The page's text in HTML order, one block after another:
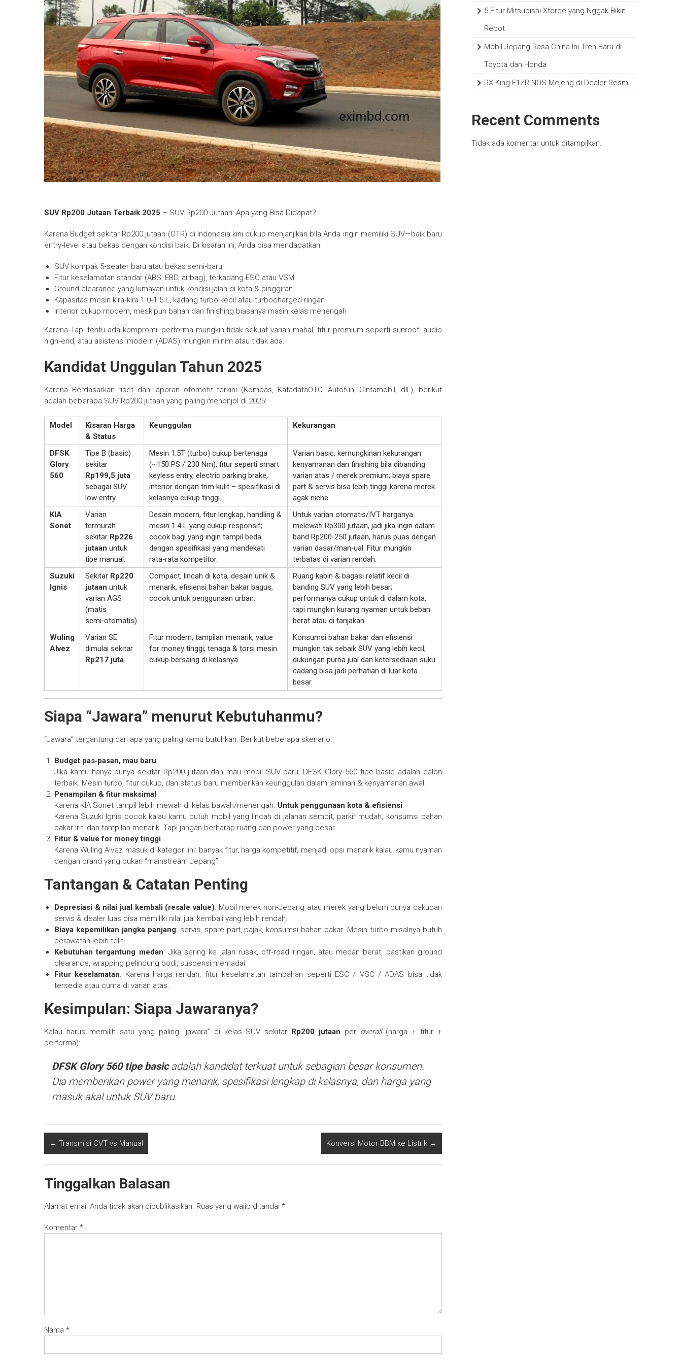
SUV Rp200 Jutaan Terbaik 2025 – SUV Rp200 Jutaan: Apa yang Bisa Didapat?
Karena Budget sekitar Rp200 jutaan (OTR) di Indonesia kini cukup menjanjikan bila Anda ingin memiliki SUV—baik baru
entry‑level atau bekas dengan kondisi baik. Di kisaran ini, Anda bisa mendapatkan:
SUV kompak 5‑seater baru atau bekas semi‑baru
Fitur keselamatan standar (ABS, EBD, airbag), terkadang ESC atau VSM
Ground clearance yang lumayan untuk kondisi jalan di kota & pinggiran
Kapasitas mesin kira‑kira 1.0‑1.5 L, kadang turbo kecil atau turbocharged ringan
Interior cukup modern, meskipun bahan dan finishing biasanya masih kelas menengah
Karena Tapi tentu ada kompromi: performa mungkin tidak sekuat varian mahal, fitur premium seperti sunroof, audio
high‑end, atau asistensi modern (ADAS) mungkin minim atau tidak ada.
Kandidat Unggulan Tahun 2025
Karena Berdasarkan riset dan laporan otomotif terkini (Kompas, KatadataOTO, Autofun, Cintamobil, dll.), berikut
adalah beberapa SUV Rp200 jutaan yang paling menonjol di 2025:
Model
Kisaran Harga
& Status
Keunggulan Kekurangan
DFSK
Glory
560
Tipe B (basic)
sekitar
Rp199,5 juta
sebagai SUV
low entry.
Mesin 1.5T (turbo) cukup bertenaga
(~150 PS / 230 Nm), fitur seperti smart
keyless entry, electric parking brake,
interior dengan trim kulit – spesifikasi di
kelasnya cukup tinggi.
Varian basic, kemungkinan kekurangan
kenyamanan dan finishing bila dibanding
varian atas / merek premium; biaya spare
part & servis bisa lebih tinggi karena merek
agak niche.
KIA
Sonet
Varian
termurah
sekitar Rp226
jutaan untuk
tipe manual.
Desain modern, fitur lengkap, handling &
mesin 1.4 L yang cukup responsif;
cocok bagi yang ingin tampil beda
dengan spesifikasi yang mendekati
rata‑rata kompetitor.
Untuk varian otomatis/IVT harganya
melewati Rp300 jutaan, jadi jika ingin dalam
band Rp200‑250 jutaan, harus puas dengan
varian dasar/man‑ual. Fitur mungkin
terbatas di varian rendah.
Suzuki
Ignis
Sekitar Rp220
jutaan untuk
varian AGS
(matis
semi‑otomatis).
Compact, lincah di kota, desain unik &
menarik, efisiensi bahan bakar bagus,
cocok untuk penggunaan urban.
Ruang kabin & bagasi relatif kecil di
banding SUV yang lebih besar;
performanya cukup untuk di dalam kota,
tapi mungkin kurang nyaman untuk beban
berat atau di tanjakan.
Wuling
Alvez
Varian SE
dimulai sekitar
Rp217 juta.
Fitur modern, tampilan menarik, value
for money tinggi; tenaga & torsi mesin
cukup bersaing di kelasnya.
Konsumsi bahan bakar dan efisiensi
mungkin tak sebaik SUV yang lebih kecil;
dukungan purna jual dan ketersediaan suku
cadang bisa jadi perhatian di luar kota
besar.
Siapa “Jawara” menurut Kebutuhanmu?
“Jawara” tergantung dari apa yang paling kamu butuhkan. Berikut beberapa skenario:
Budget pas‑pasan, mau baru
Jika kamu hanya punya sekitar Rp200 jutaan dan mau mobil SUV baru, DFSK Glory 560 tipe basic adalah calon
terbaik. Mesin turbo, fitur cukup, dan status baru memberikan keunggulan dalam jaminan & kenyamanan awal.
Penampilan & fitur maksimal
Karena KIA Sonet tampil lebih mewah di kelas bawah/menengah. Untuk penggunaan kota & efisiensi
Karena Suzuki Ignis cocok kalau kamu butuh mobil yang lincah di jalanan sempit, parkir mudah, konsumsi bahan
bakar irit, dan tampilan menarik. Tapi jangan berharap ruang dan power yang besar.
Fitur & value for money tinggi
Karena Wuling Alvez masuk di kategori ini: banyak fitur, harga kompetitif, menjadi opsi menarik kalau kamu nyaman
dengan brand yang bukan “mainstream Jepang”.
Tantangan & Catatan Penting
Depresiasi & nilai jual kembali (resale value): Mobil merek non‑Jepang atau merek yang belum punya cakupan
servis & dealer luas bisa memiliki nilai jual kembali yang lebih rendah.
Biaya kepemilikan jangka panjang: servis, spare part, pajak, konsumsi bahan bakar. Mesin turbo misalnya butuh
perawatan lebih teliti.
Kebutuhan tergantung medan: Jika sering ke jalan rusak, off‑road ringan, atau medan berat, pastikan ground
clearance, wrapping pelindung bodi, suspensi memadai.
Fitur keselamatan: Karena harga rendah, fitur keselamatan tambahan seperti ESC / VSC / ADAS bisa tidak
tersedia atau cuma di varian atas.
Kesimpulan: Siapa Jawaranya?
Kalau harus memilih satu yang paling “jawara” di kelas SUV sekitar Rp200 jutaan per overall(harga + fitur +
performa):
DFSK Glory 560 tipe basicadalah kandidat terkuat untuk sebagian besar konsumen.
Dia memberikan power yang menarik, spesifikasi lengkap di kelasnya, dan harga yang
masuk akal untuk SUV baru.
← Transmisi CVT vs Manual Konversi Motor BBM ke Listrik →
Tinggalkan Balasan
Alamat email Anda tidak akan dipublikasikan. Ruas yang wajib ditandai *
Komentar *
Nama *
5 Fitur Mitsubishi Xforce yang Nggak Bikin
Repot
Mobil Jepang Rasa China Ini Tren Baru di
Toyota dan Honda
RX King-F1ZR NOS Mejeng di Dealer Resmi
Recent Comments
Tidak ada komentar untuk ditampilkan.